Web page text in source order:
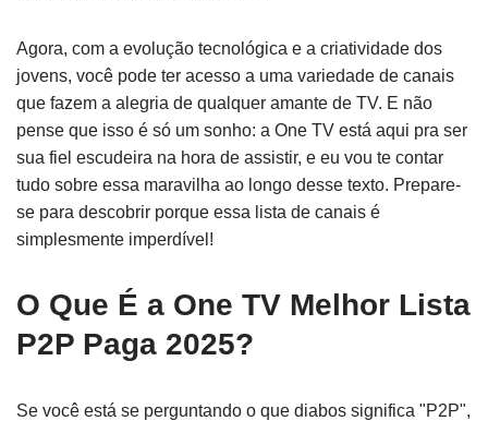
Agora, com a evolução tecnológica e a criatividade dos
jovens, você pode ter acesso a uma variedade de canais
que fazem a alegria de qualquer amante de TV. E não
pense que isso é só um sonho: a One TV está aqui pra ser
sua fiel escudeira na hora de assistir, e eu vou te contar
tudo sobre essa maravilha ao longo desse texto. Prepare-
se para descobrir porque essa lista de canais é
simplesmente imperdível!
O Que É a One TV Melhor Lista
P2P Paga 2025?
Se você está se perguntando o que diabos significa "P2P",